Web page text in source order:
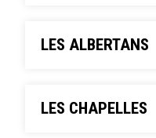
LES ALBERTANS
LES CHAPELLES